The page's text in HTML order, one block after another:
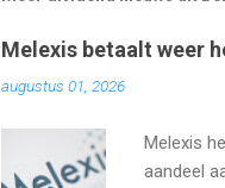
Melexis betaalt weer
augustus 01, 2026
Melexis
aandeel